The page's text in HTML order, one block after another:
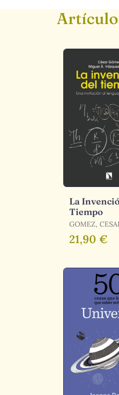
La
Tiempo
GOMEZ,
VAZQUEZ-
MIGUEL A.
21,90 €